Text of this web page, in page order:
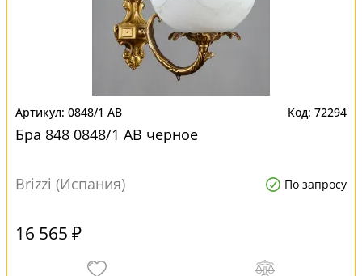
0848/1 AB 72294
Бра 848 0848/1 AB черное
Brizzi (Испания) По запросу
16 565 ₽